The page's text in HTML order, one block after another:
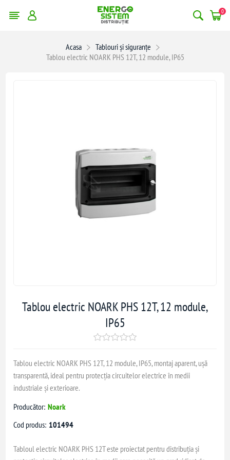
0
Acasa
Tablouri și siguranțe
Tablou electric NOARK PHS 12T, 12 module, IP65
Tablou electric NOARK PHS 12T, 12 module,
IP65
Tablou electric NOARK PHS 12T, 12 module, IP65, montaj aparent, ușă
transparentă, ideal pentru protecția circuitelor electrice în medii
industriale și exterioare.
Producător: Noark
Cod produs: 101494
Tabloul electric NOARK PHS 12T este proiectat pentru distribuția și